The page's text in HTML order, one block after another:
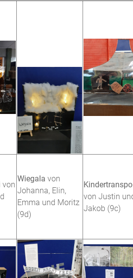
von
Wiegala von
Johanna, Elin,
Emma und Moritz
(9d)
von Justin
Jakob (9c)